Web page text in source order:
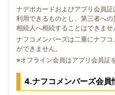
ナデポカードおよびアプリ会員
利用できるものとし、第三者への
相続人へ相続することはできませ
ナフコメンバーズは二重にナフ
ができません。
※オフライン会員はアプリ会員証
4.ナフコメンバーズ会員